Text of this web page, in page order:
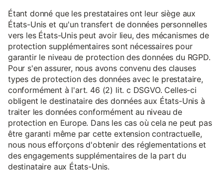
Étant donné que les prestataires ont leur siège aux
États-Unis et qu'un transfert de données personnelles
vers les États-Unis peut avoir lieu, des mécanismes de
protection supplémentaires sont nécessaires pour
garantir le niveau de protection des données du RGPD.
Pour s'en assurer, nous avons convenu des clauses
types de protection des données avec le prestataire,
conformément à l'art. 46 (2) lit. c DSGVO. Celles-ci
obligent le destinataire des données aux États-Unis à
traiter les données conformément au niveau de
protection en Europe. Dans les cas où cela ne peut pas
être garanti même par cette extension contractuelle,
nous nous efforçons d'obtenir des réglementations et
des engagements supplémentaires de la part du
destinataire aux États-Unis.